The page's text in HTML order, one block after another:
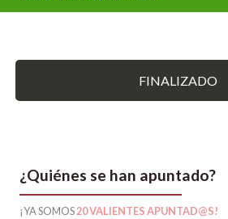
FINALIZADO
¿Quiénes se han apuntado?
¡YA SOMOS20 VALIENTES APUNTAD@S!